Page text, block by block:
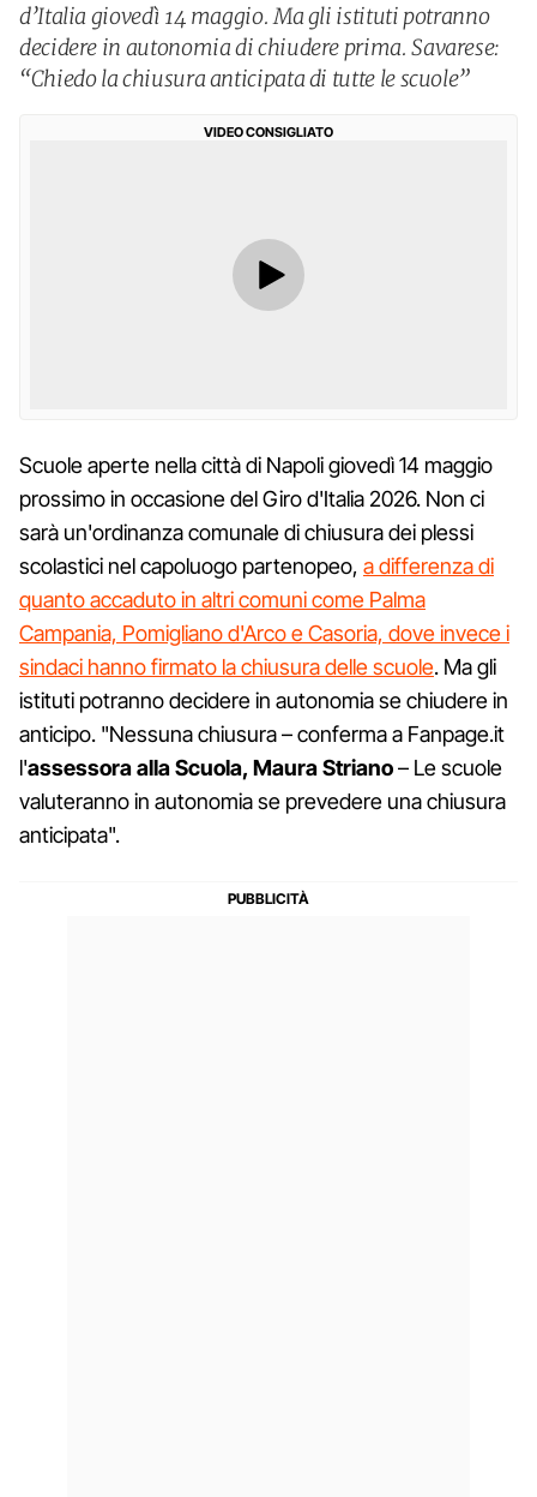
d’Italia giovedì 14 maggio. Ma gli istituti potranno
decidere in autonomia di chiudere prima. Savarese:
“Chiedo la chiusura anticipata di tutte le scuole”
VIDEO CONSIGLIATO
Scuole aperte nella città di Napoli giovedì 14 maggio
prossimo in occasione del Giro d'Italia 2026. Non ci
sarà un'ordinanza comunale di chiusura dei plessi
scolastici nel capoluogo partenopeo, a differenza di
quanto accaduto in altri comuni come Palma
Campania, Pomigliano d'Arco e Casoria, dove invece i
sindaci hanno firmato la chiusura delle scuole. Ma gli
istituti potranno decidere in autonomia se chiudere in
anticipo. "Nessuna chiusura – conferma a Fanpage.it
l'assessora alla Scuola, Maura Striano– Le scuole
valuteranno in autonomia se prevedere una chiusura
anticipata".